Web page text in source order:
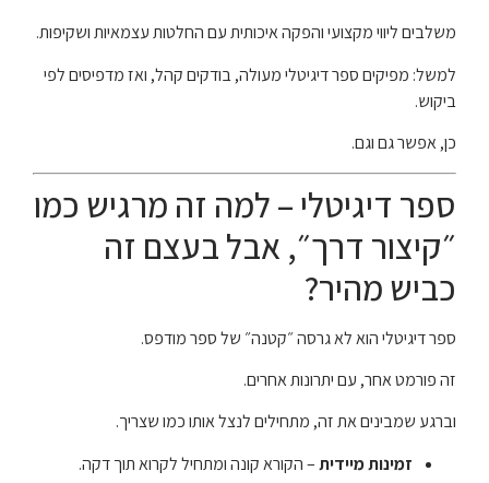
משלבים ליווי מקצועי והפקה איכותית עם החלטות עצמאיות ושקיפות.
למשל: מפיקים ספר דיגיטלי מעולה, בודקים קהל, ואז מדפיסים לפי
ביקוש.
כן, אפשר גם וגם.
ספר דיגיטלי – למה זה מרגיש כמו
״קיצור דרך״, אבל בעצם זה
כביש מהיר?
ספר דיגיטלי הוא לא גרסה ״קטנה״ של ספר מודפס.
זה פורמט אחר, עם יתרונות אחרים.
וברגע שמבינים את זה, מתחילים לנצל אותו כמו שצריך.
זמינות מיידית– הקורא קונה ומתחיל לקרוא תוך דקה.